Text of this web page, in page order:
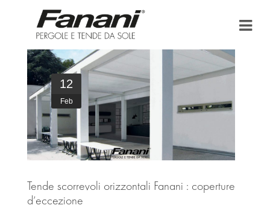
HOME
AZIENDA
TENDE DA SOLE
PERGOLA E PERGOLATO
BONUS FISCALI
12
Feb
Tende scorrevoli orizzontali Fanani : coperture
d’eccezione